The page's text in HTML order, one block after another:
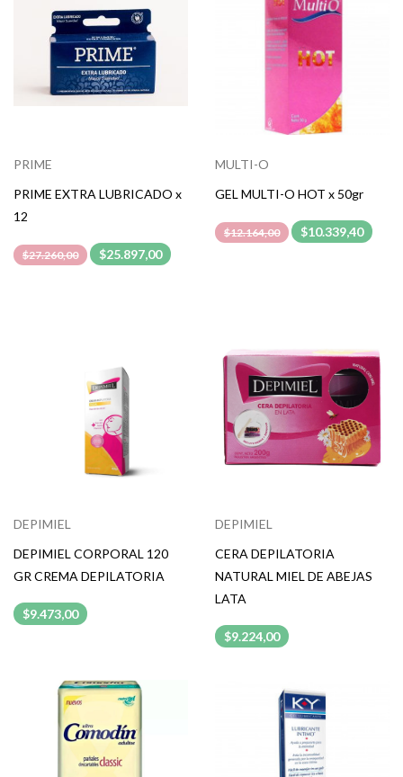
PRIME
PRIME EXTRA LUBRICADO x
12
$27.260,00 $25.897,00
MULTI-O
GEL MULTI-O HOT x 50gr
$12.164,00 $10.339,40
DEPIMIEL
DEPIMIEL CORPORAL 120
GR CREMA DEPILATORIA
$9.473,00
DEPIMIEL
CERA DEPILATORIA
NATURAL MIEL DE ABEJAS
LATA
$9.224,00